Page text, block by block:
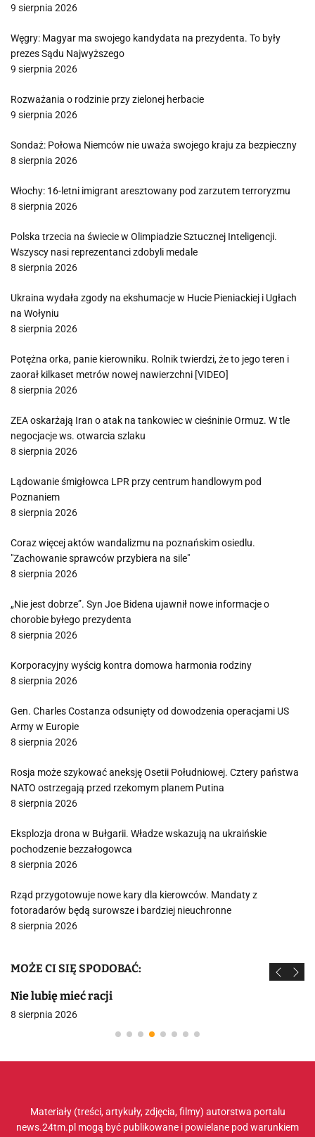
9 sierpnia 2026
Węgry: Magyar ma swojego kandydata na prezydenta. To były
prezes Sądu Najwyższego
9 sierpnia 2026
Rozważania o rodzinie przy zielonej herbacie
9 sierpnia 2026
Sondaż: Połowa Niemców nie uważa swojego kraju za bezpieczny
8 sierpnia 2026
Włochy: 16-letni imigrant aresztowany pod zarzutem terroryzmu
8 sierpnia 2026
Polska trzecia na świecie w Olimpiadzie Sztucznej Inteligencji.
Wszyscy nasi reprezentanci zdobyli medale
8 sierpnia 2026
Ukraina wydała zgody na ekshumacje w Hucie Pieniackiej i Ugłach
na Wołyniu
8 sierpnia 2026
Potężna orka, panie kierowniku. Rolnik twierdzi, że to jego teren i
zaorał kilkaset metrów nowej nawierzchni [VIDEO]
8 sierpnia 2026
ZEA oskarżają Iran o atak na tankowiec w cieśninie Ormuz. W tle
negocjacje ws. otwarcia szlaku
8 sierpnia 2026
Lądowanie śmigłowca LPR przy centrum handlowym pod
Poznaniem
8 sierpnia 2026
Coraz więcej aktów wandalizmu na poznańskim osiedlu.
"Zachowanie sprawców przybiera na sile"
8 sierpnia 2026
„Nie jest dobrze”. Syn Joe Bidena ujawnił nowe informacje o
chorobie byłego prezydenta
8 sierpnia 2026
Korporacyjny wyścig kontra domowa harmonia rodziny
8 sierpnia 2026
Gen. Charles Costanza odsunięty od dowodzenia operacjami US
Army w Europie
8 sierpnia 2026
Rosja może szykować aneksję Osetii Południowej. Cztery państwa
NATO ostrzegają przed rzekomym planem Putina
8 sierpnia 2026
Eksplozja drona w Bułgarii. Władze wskazują na ukraińskie
pochodzenie bezzałogowca
8 sierpnia 2026
Rząd przygotowuje nowe kary dla kierowców. Mandaty z
fotoradarów będą surowsze i bardziej nieuchronne
8 sierpnia 2026
MOŻE CI SIĘ SPODOBAĆ:
Nie lubię mieć racji
8 sierpnia 2026
Materiały (treści, artykuły, zdjęcia, filmy) autorstwa portalu
news.24tm.pl mogą być publikowane i powielane pod warunkiem